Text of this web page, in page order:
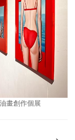
畫創作個展